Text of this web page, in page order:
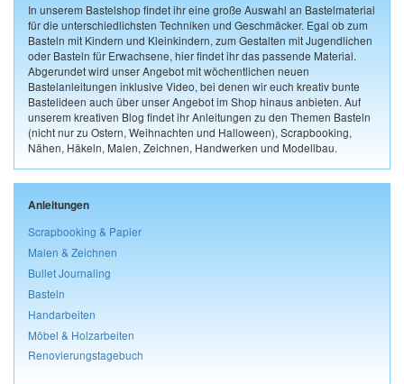
In unserem Bastelshop findet ihr eine große Auswahl an Bastelmaterial
für die unterschiedlichsten Techniken und Geschmäcker. Egal ob zum
Basteln mit Kindern und Kleinkindern, zum Gestalten mit Jugendlichen
oder Basteln für Erwachsene, hier findet ihr das passende Material.
Abgerundet wird unser Angebot mit wöchentlichen neuen
Bastelanleitungen inklusive Video, bei denen wir euch kreativ bunte
Bastelideen auch über unser Angebot im Shop hinaus anbieten. Auf
unserem kreativen Blog findet ihr Anleitungen zu den Themen Basteln
(nicht nur zu Ostern, Weihnachten und Halloween), Scrapbooking,
Nähen, Häkeln, Malen, Zeichnen, Handwerken und Modellbau.
Anleitungen
Scrapbooking & Papier
Malen & Zeichnen
Bullet Journaling
Basteln
Handarbeiten
Möbel & Holzarbeiten
Renovierungstagebuch